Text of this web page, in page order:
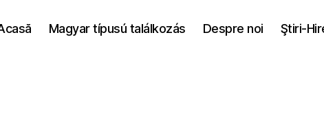
Magyar típusú találkozás Despre noi Ştiri-